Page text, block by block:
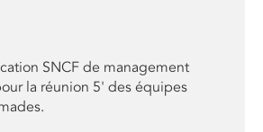
SNCF ​de management
la réunion 5' des équipes